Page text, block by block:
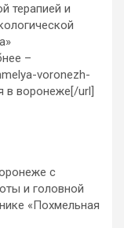
терапией и
–
voronezh-
в воронеже[/url]
с
и головной
«Похмельная